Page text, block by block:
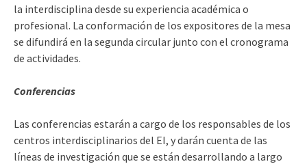
la interdisciplina desde su experiencia académica o
profesional. La conformación de los expositores de la mesa
se difundirá en la segunda circular junto con el cronograma
de actividades.
Conferencias
Las conferencias estarán a cargo de los responsables de los
centros interdisciplinarios del EI, y darán cuenta de las
líneas de investigación que se están desarrollando a largo